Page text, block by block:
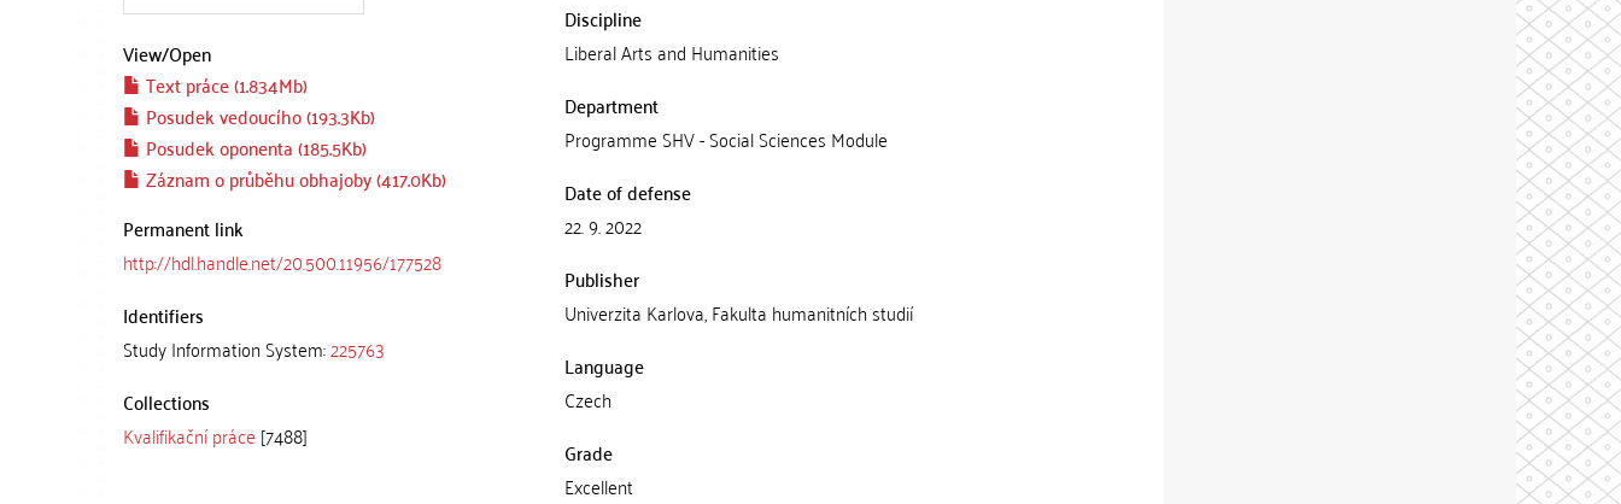
View/Open
Text práce (1.834Mb)
Posudek vedoucího (193.3Kb)
Posudek oponenta (185.5Kb)
Záznam o průběhu obhajoby (417.0Kb)
Permanent link
http://hdl.handle.net/20.500.11956/177528
Identifiers
Study Information System:225763
Collections
Kvalifikační práce [7488]
Discipline
Liberal Arts and Humanities
Department
Programme SHV - Social Sciences Module
Date of defense
22. 9. 2022
Publisher
Univerzita Karlova, Fakulta humanitních studií
Language
Czech
Grade
Excellent